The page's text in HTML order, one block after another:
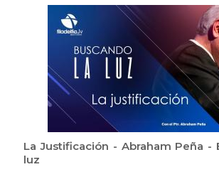
La Justificación - Abraham Peña -
luz